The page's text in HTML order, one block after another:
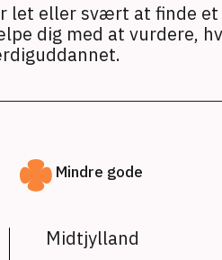
let eller svært at finde et
dig med at vurdere,
Mindre gode
Midtjylland